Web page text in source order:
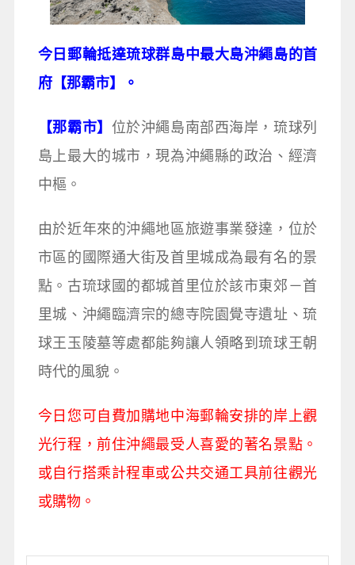
今日郵輪抵達琉球群島中最大島沖繩島的首
府【那霸市】。
【那霸市】 位於沖繩島南部西海岸，琉球列
島上最大的城市，現為沖繩縣的政治、經濟
中樞。
由於近年來的沖繩地區旅遊事業發達，位於
市區的國際通大街及首里城成為最有名的景
點。古琉球國的都城首里位於該市東郊－首
里城、沖繩臨濟宗的總寺院園覺寺遺址、琉
球王玉陵墓等處都能夠讓人領略到琉球王朝
時代的風貌。
今日您可自費加購地中海郵輪安排的岸上觀
光行程，前住沖繩最受人喜愛的著名景點。
或自行搭乘計程車或公共交通工具前往觀光
或購物。